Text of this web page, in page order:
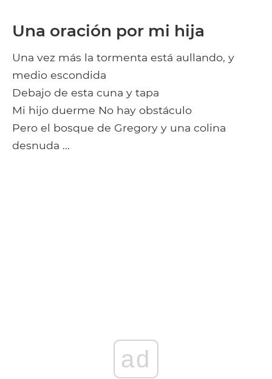
Una oración por mi hija
Una vez más la tormenta está aullando, y
medio escondida
Debajo de esta cuna y tapa
Mi hijo duerme No hay obstáculo
Pero el bosque de Gregory y una colina
desnuda ...
ad